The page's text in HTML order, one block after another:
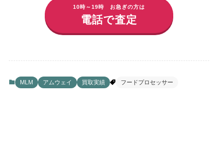
10時～19時 お急ぎの方は
電話で査定
MLM アムウェイ 買取実績 フードプロセッサー